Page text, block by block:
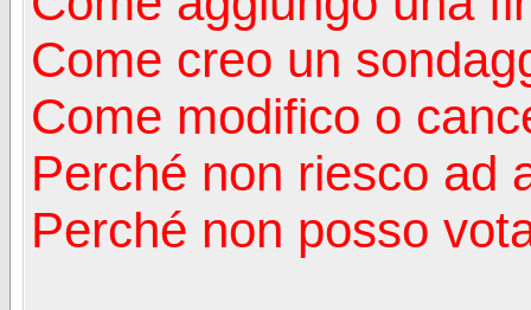
Come creo un
Come modifico o
Perché non riesco ad
Perché non posso